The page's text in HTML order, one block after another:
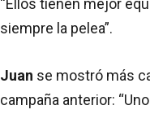
“Ellos tienen mejor
siempre la pelea”.
Juan se mostró más
campaña anterior: